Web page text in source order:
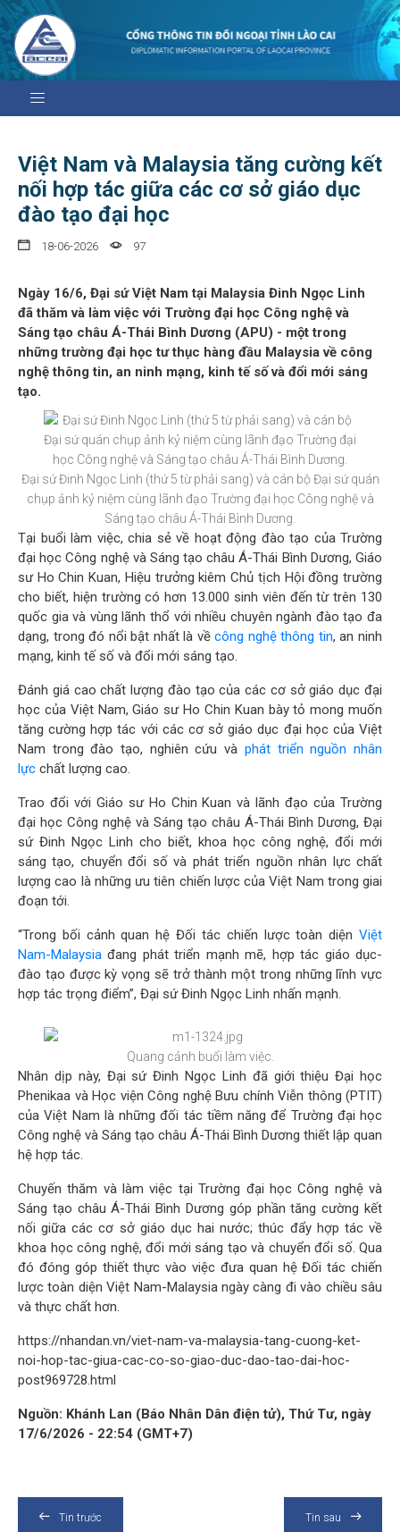
Việt Nam và Malaysia tăng cường kết
nối hợp tác giữa các cơ sở giáo dục
đào tạo đại học
18-06-2026 97
Ngày 16/6, Đại sứ Việt Nam tại Malaysia Đinh Ngọc Linh
đã thăm và làm việc với Trường đại học Công nghệ và
Sáng tạo châu Á-Thái Bình Dương (APU) - một trong
những trường đại học tư thục hàng đầu Malaysia về công
nghệ thông tin, an ninh mạng, kinh tế số và đổi mới sáng
tạo.
Đại sứ Đinh Ngọc Linh (thứ 5 từ phải sang) và cán bộ Đại sứ quán
chụp ảnh kỷ niệm cùng lãnh đạo Trường đại học Công nghệ và
Sáng tạo châu Á-Thái Bình Dương.
Tại buổi làm việc, chia sẻ về hoạt động đào tạo của Trường
đại học Công nghệ và Sáng tạo châu Á-Thái Bình Dương, Giáo
sư Ho Chin Kuan, Hiệu trưởng kiêm Chủ tịch Hội đồng trường
cho biết, hiện trường có hơn 13.000 sinh viên đến từ trên 130
quốc gia và vùng lãnh thổ với nhiều chuyên ngành đào tạo đa
dạng, trong đó nổi bật nhất là vềcông nghệ thông tin, an ninh
mạng, kinh tế số và đổi mới sáng tạo.
Đánh giá cao chất lượng đào tạo của các cơ sở giáo dục đại
học của Việt Nam, Giáo sư Ho Chin Kuan bày tỏ mong muốn
tăng cường hợp tác với các cơ sở giáo dục đại học của Việt
Nam trong đào tạo, nghiên cứu và phát triển nguồn nhân
lực chất lượng cao.
Trao đổi với Giáo sư Ho Chin Kuan và lãnh đạo của Trường
đại học Công nghệ và Sáng tạo châu Á-Thái Bình Dương, Đại
sứ Đinh Ngọc Linh cho biết, khoa học công nghệ, đổi mới
sáng tạo, chuyển đổi số và phát triển nguồn nhân lực chất
lượng cao là những ưu tiên chiến lược của Việt Nam trong giai
đoạn tới.
“Trong bối cảnh quan hệ Đối tác chiến lược toàn diện Việt
Nam-Malaysia đang phát triển mạnh mẽ, hợp tác giáo dục-
đào tạo được kỳ vọng sẽ trở thành một trong những lĩnh vực
hợp tác trọng điểm”, Đại sứ Đinh Ngọc Linh nhấn mạnh.
Quang cảnh buổi làm việc.
Nhân dịp này, Đại sứ Đinh Ngọc Linh đã giới thiệu Đại học
Phenikaa và Học viện Công nghệ Bưu chính Viễn thông (PTIT)
của Việt Nam là những đối tác tiềm năng để Trường đại học
Công nghệ và Sáng tạo châu Á-Thái Bình Dương thiết lập quan
hệ hợp tác.
Chuyến thăm và làm việc tại Trường đại học Công nghệ và
Sáng tạo châu Á-Thái Bình Dương góp phần tăng cường kết
nối giữa các cơ sở giáo dục hai nước; thúc đẩy hợp tác về
khoa học công nghệ, đổi mới sáng tạo và chuyển đổi số. Qua
đó đóng góp thiết thực vào việc đưa quan hệ Đối tác chiến
lược toàn diện Việt Nam-Malaysia ngày càng đi vào chiều sâu
và thực chất hơn.
https://nhandan.vn/viet-nam-va-malaysia-tang-cuong-ket-
noi-hop-tac-giua-cac-co-so-giao-duc-dao-tao-dai-hoc-
post969728.html
Nguồn: Khánh Lan (Báo Nhân Dân điện tử), Thứ Tư, ngày
17/6/2026 - 22:54 (GMT+7)
Tin trước Tin sau